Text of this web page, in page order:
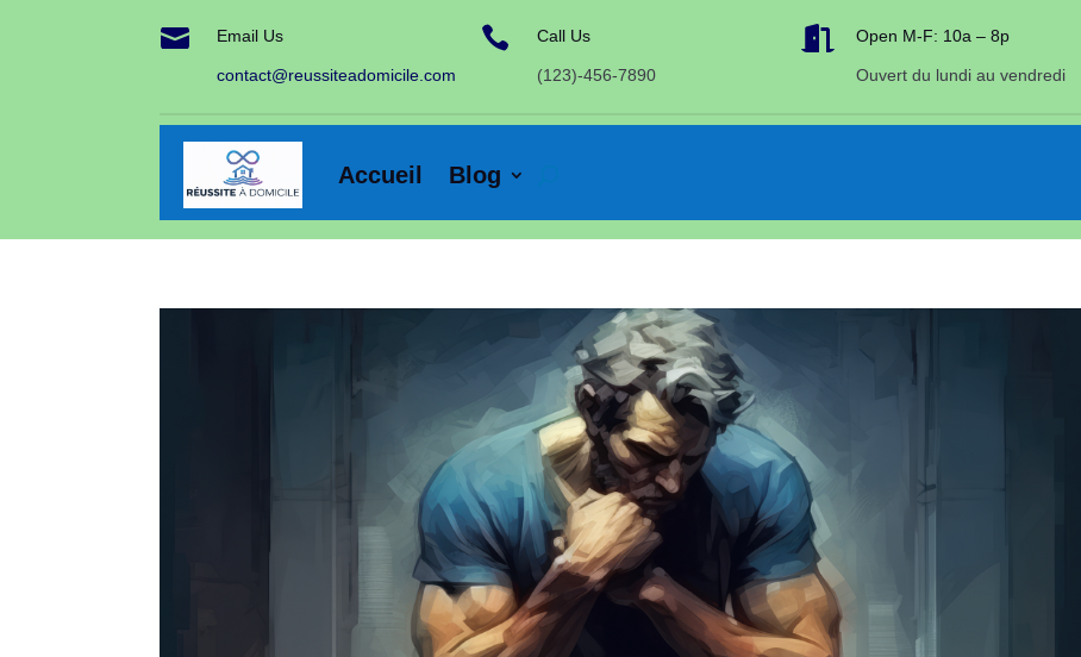
 Email Us
contact@reussiteadomicile.com
 Call Us
(123)-456-7890
 Open M-F: 10a – 8p
Ouvert du lundi au vendredi
Accueil Blog